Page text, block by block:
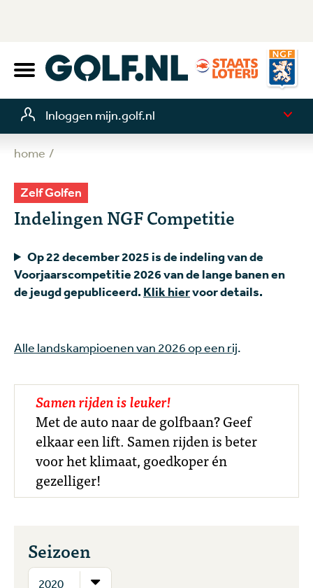
Inloggen mijn.golf.nl
home
Zelf Golfen
Indelingen NGF Competitie
Op 22 december 2025 is de indeling van de
Voorjaarscompetitie 2026 van de lange banen en
de jeugd gepubliceerd. Klik hiervoor details.
Alle landskampioenen van 2026 op een rij.
Samen rijden is leuker!
Met de auto naar de golfbaan? Geef
elkaar een lift. Samen rijden is beter
voor het klimaat, goedkoper én
gezelliger!
Seizoen